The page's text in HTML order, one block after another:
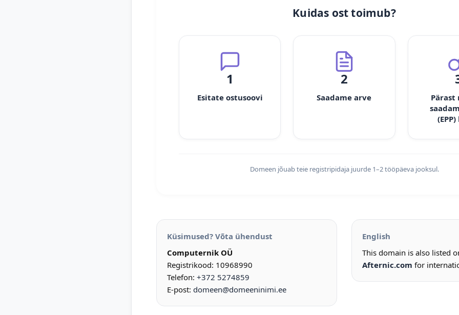
Kuidas ost toimub?
1
Esitate ostusoovi
2
Saadame arve
Pärast
Domeen jõuab teie registripidaja juurde 1–2 tööpäeva jooksul.
Küsimused? Võta ühendust
Computernik OÜ
Registrikood: 10968990
Telefon: +372 5274859
E-post: domeen@domeeninimi.ee
English
This domain is also listed
Afternic.com for